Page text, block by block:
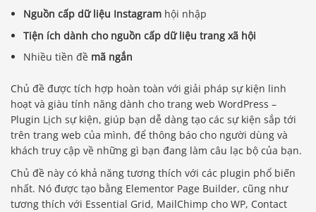
Nguồn cấp dữ liệu Instagram hội nhập
Tiện ích dành cho nguồn cấp dữ liệu trang xã hội
Nhiều tiền đề mã ngắn
Chủ đề được tích hợp hoàn toàn với giải pháp sự kiện linh
hoạt và giàu tính năng dành cho trang web WordPress –
Plugin Lịch sự kiện, giúp bạn dễ dàng tạo các sự kiện sắp tới
trên trang web của mình, để thông báo cho người dùng và
khách truy cập về những gì bạn đang làm câu lạc bộ của bạn.
Chủ đề này có khả năng tương thích với các plugin phổ biến
nhất. Nó được tạo bằng Elementor Page Builder, cũng như
tương thích với Essential Grid, MailChimp cho WP, Contact